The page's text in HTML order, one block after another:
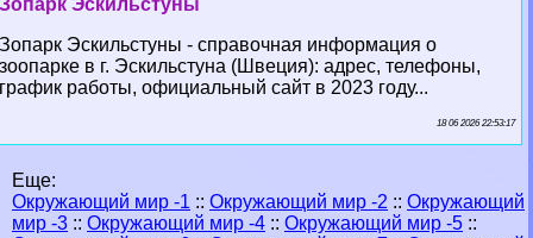
Зопарк Эскильстуны - справочная информация о
зоопарке в г. Эскильстуна (Швеция): адрес, телефоны,
график работы, официальный сайт в 2023 году...
18 06 2026 22:53:17
Еще:
Окружающий мир -1 :: Окружающий мир -2 :: Окружающий
мир -3 :: Окружающий мир -4 :: Окружающий мир -5 ::